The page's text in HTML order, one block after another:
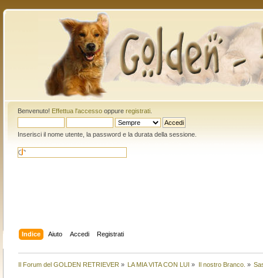
Benvenuto! Effettua l'accessooppure registrati.
Inserisci il nome utente, la password e la durata della sessione.
Indice Aiuto Accedi Registrati
Il Forum del GOLDEN RETRIEVER » LA MIA VITA CON LUI » Il nostro Branco. »